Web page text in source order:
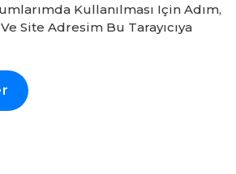
Kullanılması Için Adım,
Site Adresim Bu Tarayıcıya